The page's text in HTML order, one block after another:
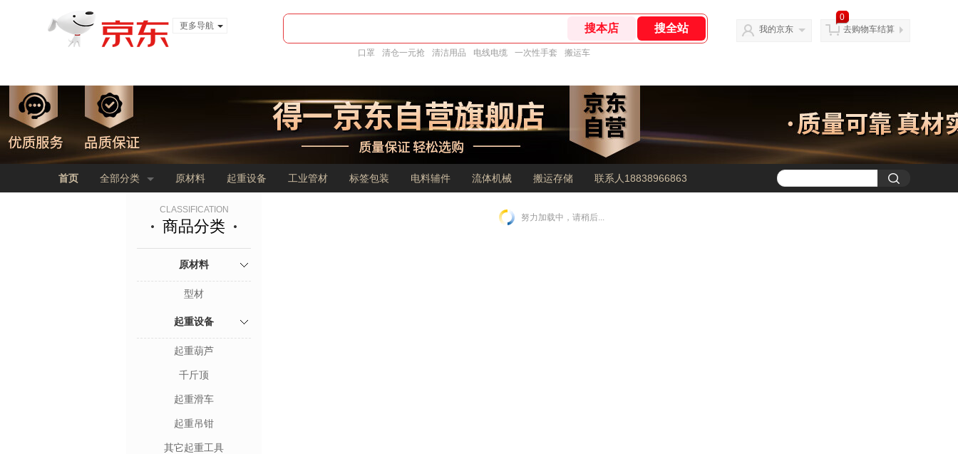
更多导航
口罩 清仓一元抢 清洁用品 电线电缆 一次性手套 搬运车
我的京东
0
去购物车结算
首页 全部分类 原材料 起重设备 工业管材 标签包装 电料辅件 流体机械 搬运存储 联系人18838966863
CLASSIFICATION
商品分类
原材料
型材
起重设备
起重葫芦
千斤顶
起重滑车
起重吊钳
其它起重工具
努力加载中，请稍后...